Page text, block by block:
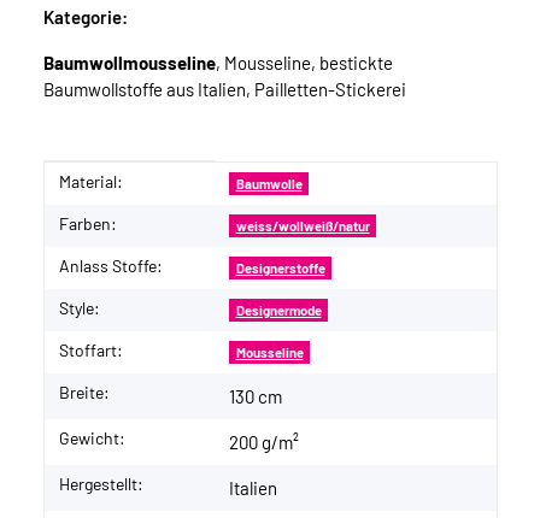
Kategorie:
Baumwollmousseline, Mousseline, bestickte
Baumwollstoffe aus Italien, Pailletten-Stickerei
Produkteigenschaft
Wert
Material: Baumwolle
Farben: weiss/wollweiß/natur
Anlass Stoffe: Designerstoffe
Style: Designermode
Stoffart: Mousseline
Breite: 130 cm
Gewicht: 200 g/m²
Hergestellt: Italien